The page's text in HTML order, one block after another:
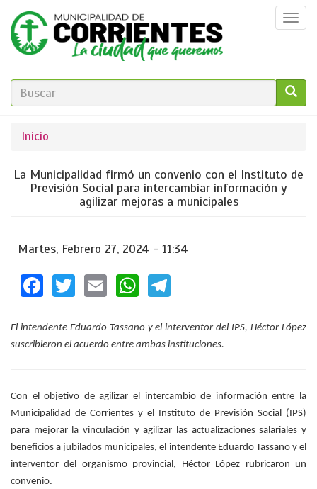
Pasar
contenido
principal
FORMULARIO
BÚSQUEDA
Se
encuentra
usted
Inicio
La Municipalidad firmó un convenio con el Instituto de
Previsión Social para intercambiar información y
agilizar mejoras a municipales
Martes, Febrero 27, 2024 - 11:34
Facebook
TwitterEmailWhatsApp
El intendente Eduardo Tassano y el interventor del IPS, Héctor López
suscribieron el acuerdo entre ambas instituciones.
Con el objetivo de agilizar el intercambio de información entre la
Municipalidad de Corrientes y el Instituto de Previsión Social (IPS)
para mejorar la vinculación y agilizar las actualizaciones salariales y
beneficios a jubilados municipales, el intendente Eduardo Tassano y el
interventor del organismo provincial, Héctor López rubricaron un
convenio.